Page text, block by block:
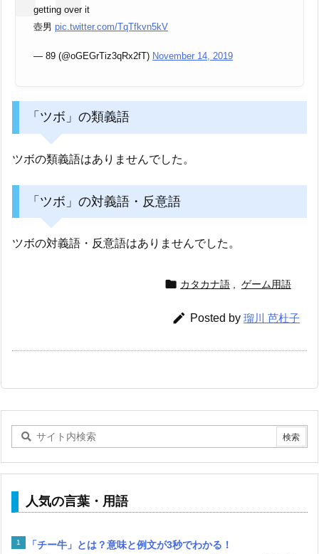
getting over it
壺男 pic.twitter.com/TqTfkvn5kV
— 89 (@oGEGrTiz3qRx2fT) November 14, 2019
「ツボ」の類義語
ツボの類義語はありませんでした。
「ツボ」の対義語・反意語
ツボの対義語・反意語はありませんでした。
 カタカナ語 ゲーム用語
 Posted by 瑠川 芭杜子
人気の言葉・用語
「チー牛」とは？意味と例文が3秒でわかる！